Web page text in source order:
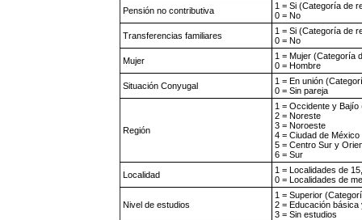
Pensión no contributiva
1 = Si (Categoría de
0 = No
Transferencias familiares
1 = Si (Categoría de
0 = No
Mujer
1 = Mujer (Categoría
0 = Hombre
Situación Conyugal
1 = En unión
0 = Sin pareja
Región
1 = Occidente y
2 = Noreste
3 = Noroeste
4 = Ciudad de México
5 = Centro Sur y
6 = Sur
Localidad
1 = Localidades de
0 = Localidades de
Nivel de estudios
1 = Superior
2 = Educación básica
3 = Sin estudios